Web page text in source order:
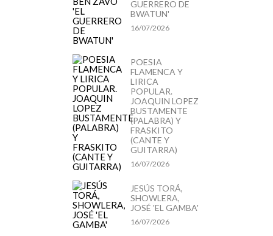
GUERRERO DE
BWATUN'
16/07/2026
POESIA
FLAMENCA Y
LIRICA
POPULAR.
JOAQUIN LOPEZ
BUSTAMENTE
(PALABRA) Y
FRASKITO
(CANTE Y
GUITARRA)
16/07/2026
JESÚS TORÁ,
SHOWLERA,
JOSÉ 'EL GAMBA'
16/07/2026